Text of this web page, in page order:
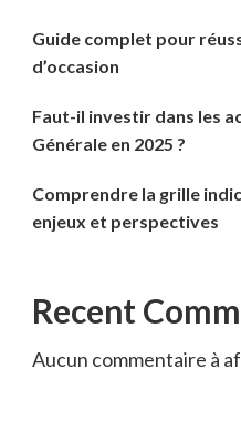
Guide complet pour
d’occasion
Faut-il investir dans les
Générale en 2025 ?
Comprendre la grille
enjeux et perspectives
Recent
Aucun commentaire à